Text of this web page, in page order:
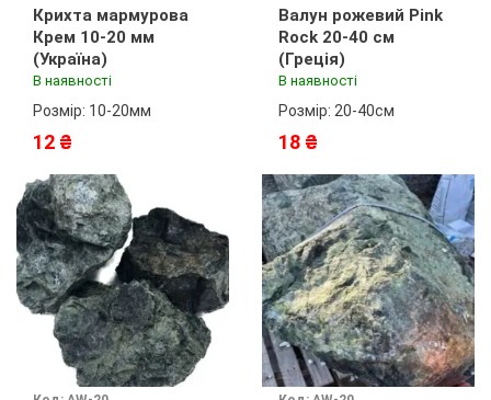
Крихта мармурова
Крем 10-20 мм
(Україна)
В наявності
Розмір: 10-20мм
12 ₴
Валун рожевий Pink
Rock 20-40 см
(Греція)
В наявності
Розмір: 20-40см
18 ₴